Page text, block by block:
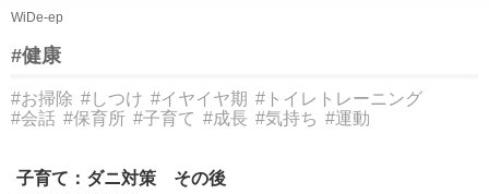
WiDe-ep
#健康
#お掃除 #しつけ #イヤイヤ期 #トイレトレーニング
#会話 #保育所 #子育て #成長 #気持ち #運動
子育て：ダニ対策 その後